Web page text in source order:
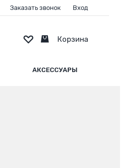
АКСЕССУАРЫ
Заказать звонок Вход
Корзина